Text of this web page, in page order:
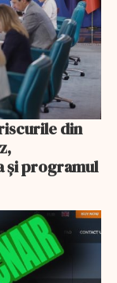
din
și programul